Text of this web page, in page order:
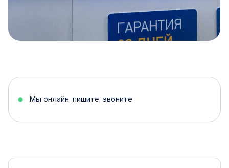
5
Мы онлайн, пишите, звоните